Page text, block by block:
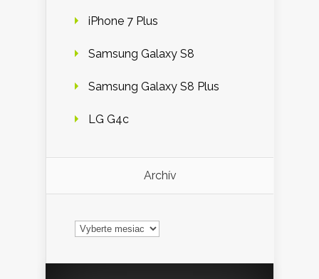
iPhone 7 Plus
Samsung Galaxy S8
Samsung Galaxy S8 Plus
LG G4c
Archív
Archív